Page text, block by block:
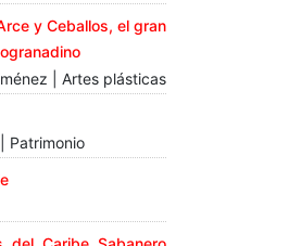
y Ceballos, el gran
| Artes plásticas
Patrimonio